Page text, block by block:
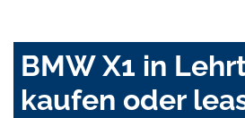
BMW X1 in
kaufen oder